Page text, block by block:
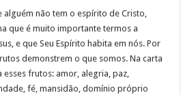
alguém não tem o espírito de Cristo,
que é muito importante termos a
e que Seu Espírito habita em nós. Por
demonstrem o que somos. Na carta
esses frutos: amor, alegria, paz,
fé, mansidão, domínio próprio